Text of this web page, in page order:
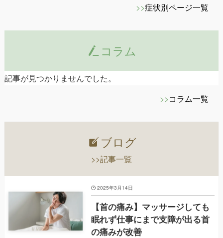
>>症状別ページ一覧
コラム
記事が見つかりませんでした。
>>コラム一覧
ブログ
>>記事一覧
【首の痛み】マッサージしても
眠れず仕事にまで支障が出る首
の痛みが改善
2025年3月14日